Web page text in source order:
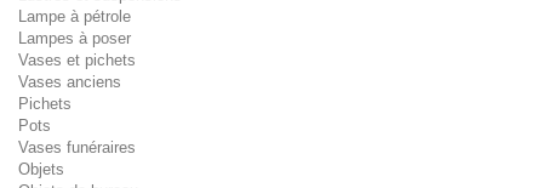
Lampe à pétrole
Lampes à poser
Vases et pichets
Vases anciens
Pichets
Pots
Vases funéraires
Objets